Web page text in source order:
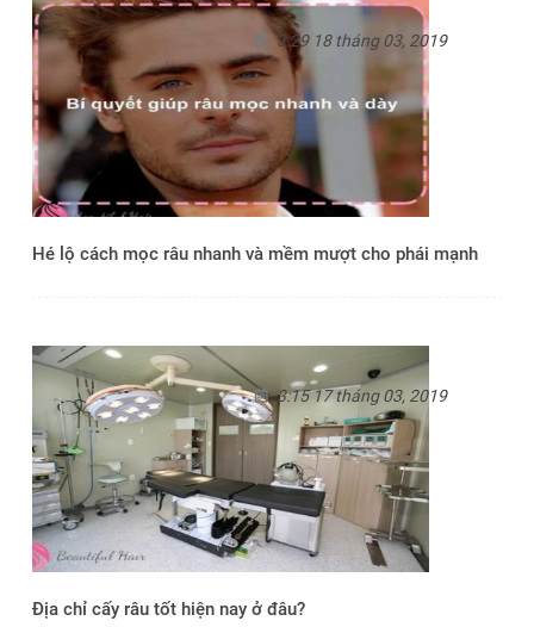
Hé lộ cách mọc râu nhanh và mềm mượt cho phái mạnh
3:29 18 tháng 03, 2019
Địa chỉ cấy râu tốt hiện nay ở đâu?
3:15 17 tháng 03, 2019